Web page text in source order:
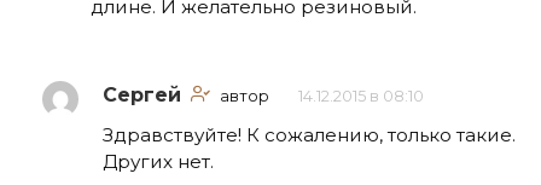
длине. И желательно резиновый.
Сергей автор 14.12.2015 в 08:10
Здравствуйте! К сожалению, только такие.
Других нет.